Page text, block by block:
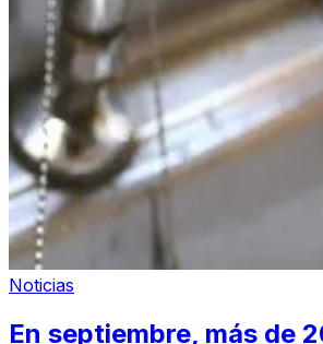
Noticias
En septiembre, más de